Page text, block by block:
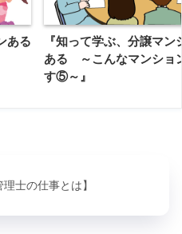
ある
『知って学ぶ、分譲マン
ある ～こんなマンショ
す⑤～』
理士の仕事とは】